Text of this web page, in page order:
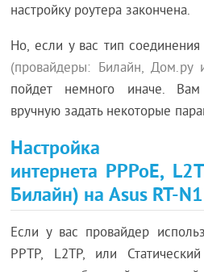
настройку роутера закончена.
Но, если у вас тип соединения
(провайдеры: Билайн, Дом.ру
пойдет немного иначе.
вручную задать некоторые
Настройка
интернета PPPoE,
Билайн) на Asus RT-
Если у вас провайдер
PPTP, L2TP, или